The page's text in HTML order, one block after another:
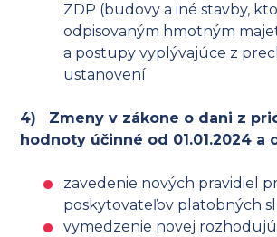
ZDP (budovy a iné stavby,
odpisovaným hmotným
a postupy vyplývajúce z
ustanovení
4)
Zmeny v zákone o dani z
hodnoty účinné od 01.01.2024 a
zavedenie nových pravidiel
poskytovateľov platobných
vymedzenie novej